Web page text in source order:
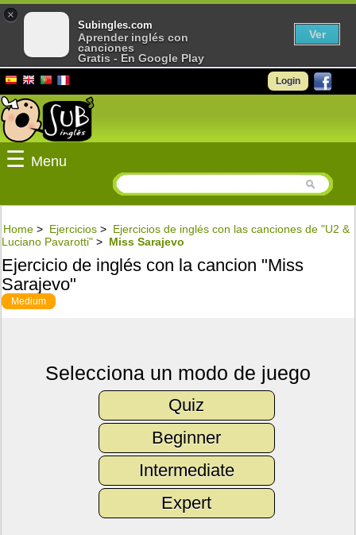
Login
☰ Menu
Home > Ejercicios > Ejercicios de inglés con las canciones de "U2 &
Luciano Pavarotti" > Miss Sarajevo
Ejercicio de inglés con la cancion "Miss
Sarajevo"
Medium
Selecciona un modo de juego
Quiz
Beginner
Intermediate
Expert
×
Subingles.com
Aprender inglés con
canciones
Gratis - En Google Play
Ver